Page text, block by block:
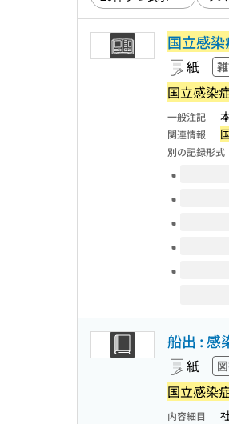
国立感
紙
国立感染
一般注記
関連情報
別の記録形式
このタイトル
船出 : 感
紙
国立感染
内容細目